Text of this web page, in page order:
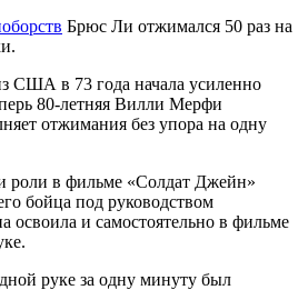
Брюс Ли отжимался 50 раз на
США в 73 года начала усиленно
80-летняя Вилли Мерфи
отжимания без упора на одну
роли в фильме «Солдат Джейн»
бойца под руководством
освоила и самостоятельно в фильме
руке за одну минуту был